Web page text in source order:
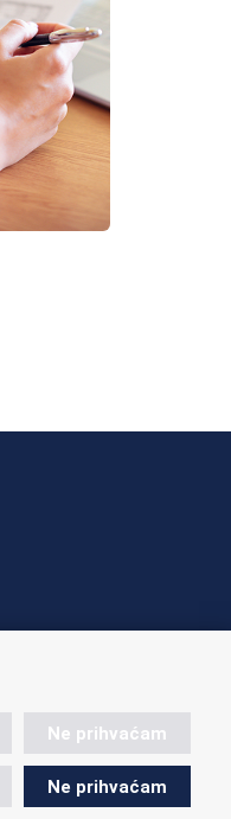
Impressum
Ne prihvaćam
Ne prihvaćam